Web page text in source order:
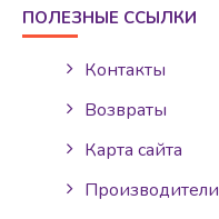
ПОЛЕЗНЫЕ ССЫЛКИ
Контакты
Возвраты
Карта сайта
Производители